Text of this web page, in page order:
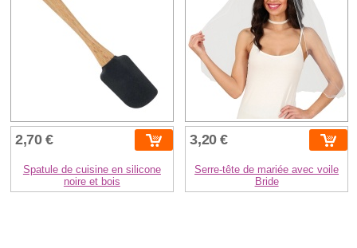
2,70 €
Spatule de cuisine en silicone
noire et bois
3,20 €
Serre-tête de mariée avec voile
Bride